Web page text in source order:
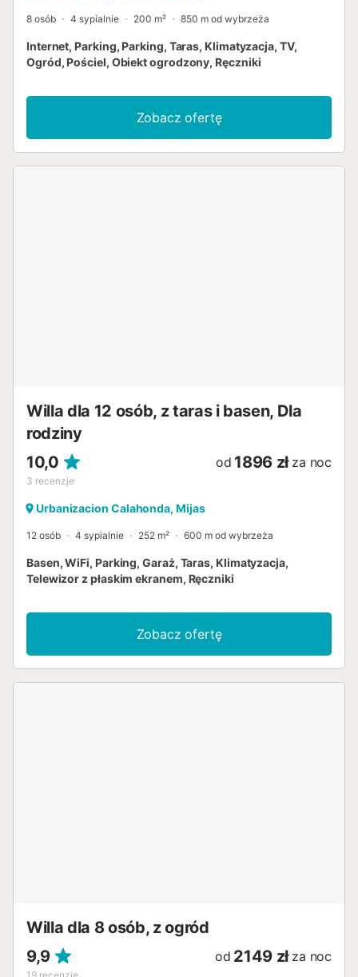
8 osób 4 sypialnie 200 m² 850 m od wybrzeża
Internet, Parking, Parking, Taras, Klimatyzacja, TV,
Ogród, Pościel, Obiekt ogrodzony, Ręczniki
Zobacz ofertę
Willa dla 12 osób, z taras i basen, Dla
rodziny
10,0
3 recenzje
od 1896 zł za noc
Urbanizacion Calahonda, Mijas
12 osób 4 sypialnie 252 m² 600 m od wybrzeża
Basen, WiFi, Parking, Garaż, Taras, Klimatyzacja,
Telewizor z płaskim ekranem, Ręczniki
Zobacz ofertę
Willa dla 8 osób, z ogród
9,9
od 2149 zł za noc